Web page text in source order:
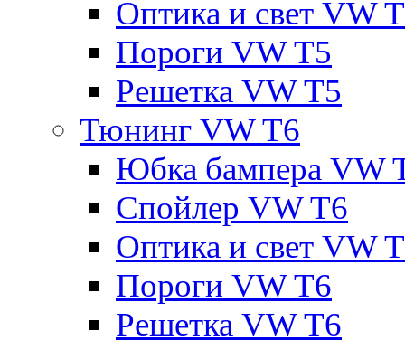
Оптика и свет VW
Пороги VW T5
Решетка VW T5
Тюнинг VW T6
Юбка бампера VW
Спойлер VW T6
Оптика и свет VW
Пороги VW T6
Решетка VW T6